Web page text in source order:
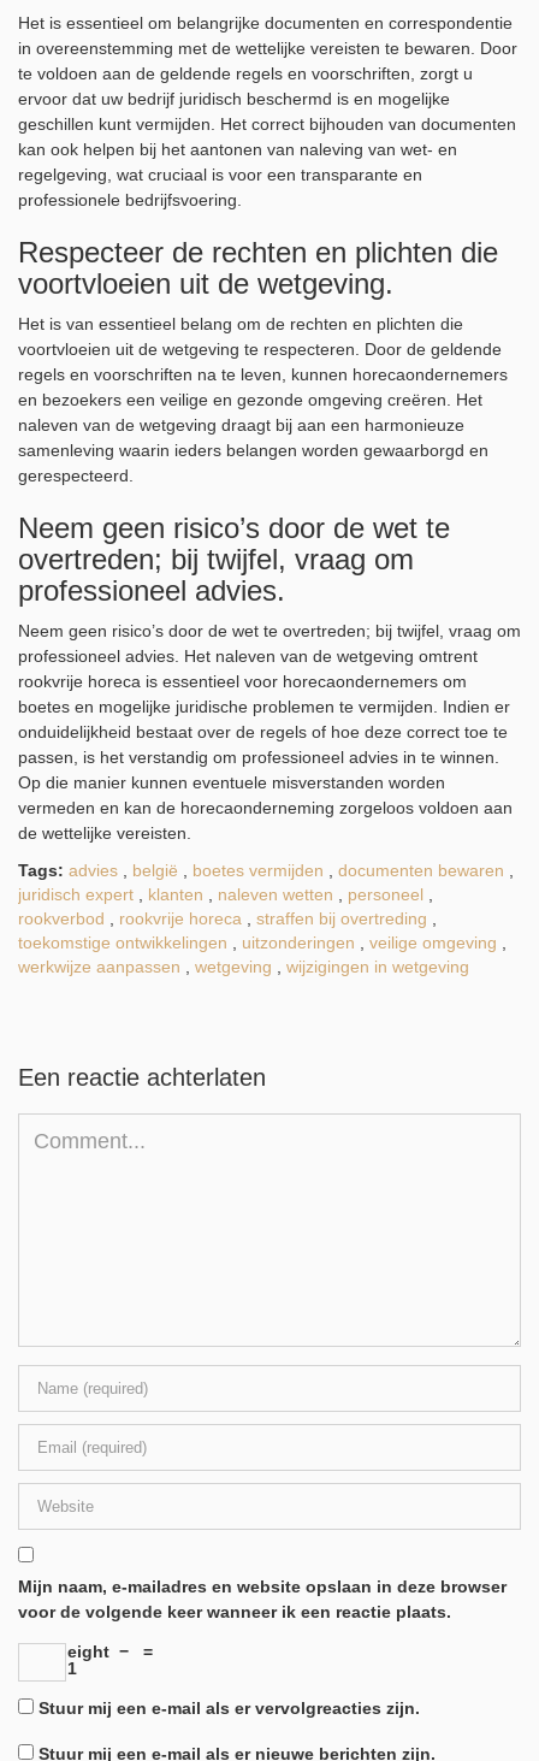
Het is essentieel om belangrijke documenten en correspondentie
in overeenstemming met de wettelijke vereisten te bewaren. Door
te voldoen aan de geldende regels en voorschriften, zorgt u
ervoor dat uw bedrijf juridisch beschermd is en mogelijke
geschillen kunt vermijden. Het correct bijhouden van documenten
kan ook helpen bij het aantonen van naleving van wet- en
regelgeving, wat cruciaal is voor een transparante en
professionele bedrijfsvoering.
Respecteer de rechten en plichten die
voortvloeien uit de wetgeving.
Het is van essentieel belang om de rechten en plichten die
voortvloeien uit de wetgeving te respecteren. Door de geldende
regels en voorschriften na te leven, kunnen horecaondernemers
en bezoekers een veilige en gezonde omgeving creëren. Het
naleven van de wetgeving draagt bij aan een harmonieuze
samenleving waarin ieders belangen worden gewaarborgd en
gerespecteerd.
Neem geen risico’s door de wet te
overtreden; bij twijfel, vraag om
professioneel advies.
Neem geen risico’s door de wet te overtreden; bij twijfel, vraag om
professioneel advies. Het naleven van de wetgeving omtrent
rookvrije horeca is essentieel voor horecaondernemers om
boetes en mogelijke juridische problemen te vermijden. Indien er
onduidelijkheid bestaat over de regels of hoe deze correct toe te
passen, is het verstandig om professioneel advies in te winnen.
Op die manier kunnen eventuele misverstanden worden
vermeden en kan de horecaonderneming zorgeloos voldoen aan
de wettelijke vereisten.
Tags: advies belgië boetes vermijden documenten bewaren
juridisch expert
klanten naleven wetten personeel
rookverbod
rookvrije horeca straffen bij overtreding
toekomstige ontwikkelingen
uitzonderingen veilige omgeving
werkwijze aanpassen
wetgeving wijzigingen in wetgeving
Een reactie achterlaten
Mijn naam, e-mailadres en website opslaan in deze browser
voor de volgende keer wanneer ik een reactie plaats.
eight −
=
1
Stuur mij een e-mail als er vervolgreacties zijn.
Stuur mij een e-mail als er nieuwe berichten zijn.